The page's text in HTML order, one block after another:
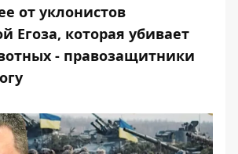
от уклонистов
Егоза, которая убивает
- правозащитники